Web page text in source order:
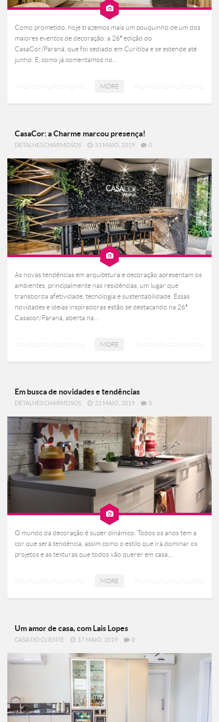
Como prometido, hoje trazemos mais um pouquinho de um dos
maiores eventos de decoração: a 26ª edição do
CasaCor/Paraná, que foi sediado em Curitiba e se estende até
junho. E, como já comentamos no...
MORE
CasaCor: a Charme marcou presença!
DETALHES CHARMOSOS 31 MAIO, 2019 0
As novas tendências em arquitetura e decoração apresentam os
ambientes, principalmente nas residências, um lugar que
transborda afetividade, tecnologia e sustentabilidade. Essas
novidades e ideias inspiradoras estão se destacando na 26ª
Casacor/Paraná, aberta na...
MORE
Em busca de novidades e tendências
DETALHES CHARMOSOS 22 MAIO, 2019 0
O mundo da decoração é super dinâmico. Todos os anos tem a
cor que será tendência, assim como o estilo que irá dominar os
projetos e as texturas que todos vão querer em casa,...
MORE
Um amor de casa, com Lais Lopes
CASA DO CLIENTE 17 MAIO, 2019 0